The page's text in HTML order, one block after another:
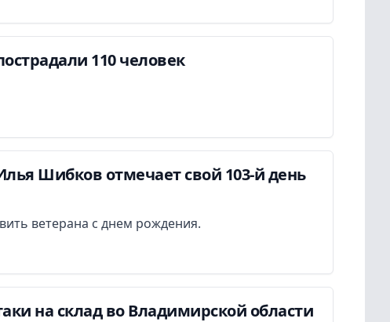
110 человек
Шибков отмечает свой 103-й день
ветерана с днем рождения.
на склад во Владимирской области